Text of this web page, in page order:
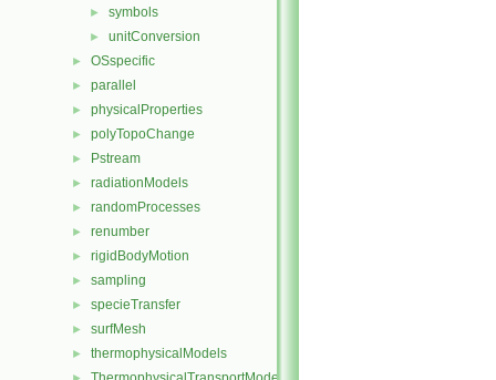
► symbols
► unitConversion
► OSspecific
► parallel
► physicalProperties
► polyTopoChange
► Pstream
► radiationModels
► randomProcesses
► renumber
► rigidBodyMotion
► sampling
► specieTransfer
► surfMesh
► thermophysicalModels